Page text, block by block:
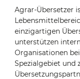
Agrar-Übersetzer
einzigartigen
unterstützen
Organisationen
Spezialgebiet und